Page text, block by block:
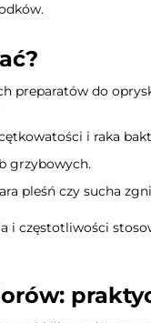
preparatów do
i raka
grzybowych.
pleśń czy sucha
i częstotliwości